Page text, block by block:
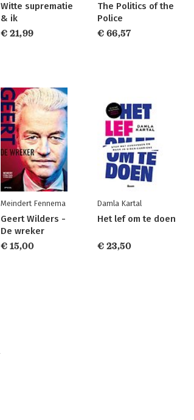
Witte suprematie
& ik
€ 21,99
The Politics of the
Police
€ 66,57
Meindert Fennema
Geert Wilders -
De wreker
€ 15,00
Damla Kartal
Het lef om te doen
€ 23,50